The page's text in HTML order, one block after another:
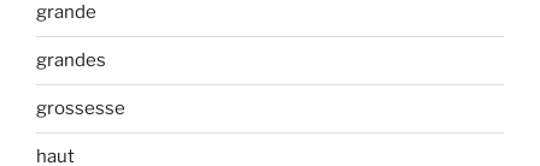
grande
grandes
grossesse
haut